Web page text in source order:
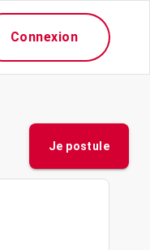
Connexion
Je postule